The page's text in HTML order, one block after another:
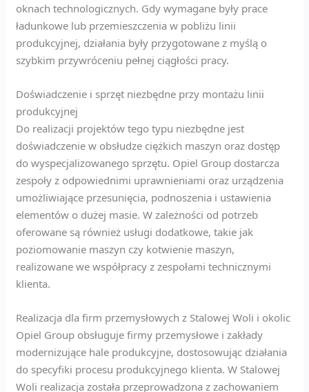
oknach technologicznych. Gdy wymagane były prace
ładunkowe lub przemieszczenia w pobliżu linii
produkcyjnej, działania były przygotowane z myślą o
szybkim przywróceniu pełnej ciągłości pracy.
Doświadczenie i sprzęt niezbędne przy montażu linii
produkcyjnej
Do realizacji projektów tego typu niezbędne jest
doświadczenie w obsłudze ciężkich maszyn oraz dostęp
do wyspecjalizowanego sprzętu. Opiel Group dostarcza
zespoły z odpowiednimi uprawnieniami oraz urządzenia
umożliwiające przesunięcia, podnoszenia i ustawienia
elementów o dużej masie. W zależności od potrzeb
oferowane są również usługi dodatkowe, takie jak
poziomowanie maszyn czy kotwienie maszyn,
realizowane we współpracy z zespołami technicznymi
klienta.
Realizacja dla firm przemysłowych z Stalowej Woli i okolic
Opiel Group obsługuje firmy przemysłowe i zakłady
modernizujące hale produkcyjne, dostosowując działania
do specyfiki procesu produkcyjnego klienta. W Stalowej
Woli realizacja została przeprowadzona z zachowaniem